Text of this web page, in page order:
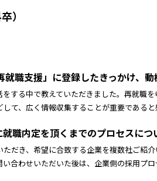
）
職支援」に登録したきっかけ、動
する中で教えていただきました。再就職
て、広く情報収集することが重要であると
職内定を頂くまでのプロセスにつ
だき、希望に合致する企業を複数社ご紹
合わせいただいた後は、企業側の採用プロ